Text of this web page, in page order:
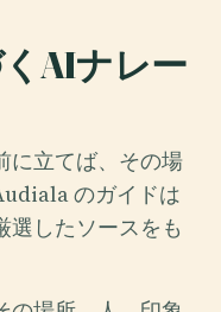
AIナレー
に立てば、その場
のガイドは
選したソースをも